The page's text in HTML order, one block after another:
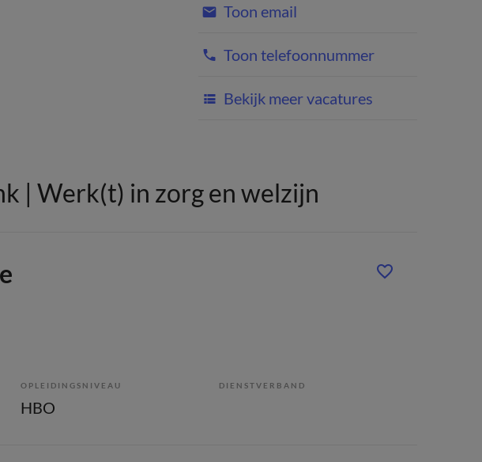
Toon email
Toon telefoonnummer
Bekijk meer vacatures
| Werk(t) in zorg en welzijn
OPLEIDINGSNIVEAU
HBO
DIENSTVERBAND